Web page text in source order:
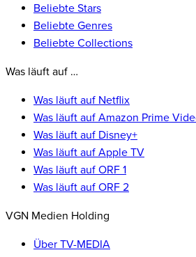
Beliebte Stars
Beliebte Genres
Beliebte Collections
Was läuft auf …
Was läuft auf Netflix
Was läuft auf Amazon Prime
Was läuft auf Disney+
Was läuft auf Apple TV
Was läuft auf ORF 1
Was läuft auf ORF 2
VGN Medien Holding
Über TV-MEDIA